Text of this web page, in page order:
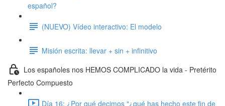
español?
(NUEVO) Vídeo interactivo: El modelo
Misión escrita: llevar + sin + infinitivo
Los españoles nos HEMOS COMPLICADO la vida - Pretérito
Perfecto Compuesto
Día 16: ¿Por qué decimos "¿qué has hecho este fin de